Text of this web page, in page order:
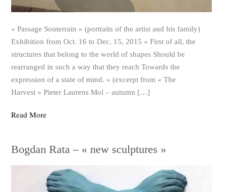
« Passage Souterrain » (portraits of the artist and his family)
Exhibition from Oct. 16 to Dec. 15, 2015 « First of all, the
structures that belong to the world of shapes Should be
rearranged in such a way that they reach Towards the
expression of a state of mind. » (excerpt from « The
Harvest » Pieter Laurens Mol – autumn […]
Read More
Bogdan Rata – « new sculptures »